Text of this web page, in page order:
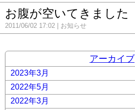
お腹が空いてきました
2011/06/02 17:02 お知らせ
アーカイブ
2023年3月
2022年5月
2022年3月